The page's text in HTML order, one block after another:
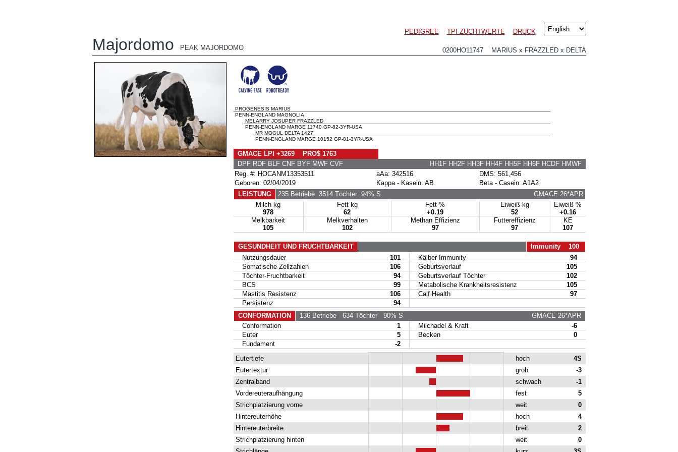
PEDIGREE TPI ZUCHTWERTE DRUCK
Majordomo PEAK MAJORDOMO 0200HO11747 MARIUS x FRAZZLED x DELTA
PROGENESIS MARIUS
PENN-ENGLAND MAGNOLIA
MELARRY JOSUPER FRAZZLED
PENN-ENGLAND MARGE 11740 GP-82-3YR-USA
MR MOGUL DELTA 1427
PENN-ENGLAND MARGE 10152 GP-81-3YR-USA
GMACE LPI +3269 PRO$ 1763
DPF RDF BLF CNF BYF MWF CVF
HH1F HH2F HH3F HH4F HH5F HH6F HCDF HMWF
Reg. #: HOCANM13353511
aAa: 342516
DMS: 561,456
Geboren: 02/04/2019
Kappa - Kasein: AB
Beta - Casein: A1A2
LEISTUNG
235 Betriebe3514 Töchter94% S
GMACE 26*APR
Milch kg
978
Fett kg
62
Fett %
+0.19
Eiweiß kg
52
Eiweiß %
+0.16
Melkbarkeit
105
Melkverhalten
102
Methan Effizienz
97
Futtereffizienz
97
KE
107
GESUNDHEIT UND FRUCHTBARKEIT
Immunity 100
Nutzungsdauer
101 Kälber Immunity
94
Somatische Zellzahlen
106 Geburtsverlauf
105
Töchter-Fruchtbarkeit
94 Geburtsverlauf Töchter
102
BCS
99 Metabolische Krankheitsresistenz
105
Mastitis Resistenz
106 Calf Health
97
Persistenz
94
CONFORMATION
136 Betriebe634 Töchter90% S
GMACE 26*APR
Conformation
1 Milchadel & Kraft
-6
Euter
5 Becken
0
Fundament
-2
Eutertiefe
hoch
4S
Eutertextur
grob
-3
Zentralband
schwach
-1
Vordereuteraufhängung
fest
5
Strichplatzierung vorne
weit
0
Hintereuterhöhe
hoch
4
Hintereuterbreite
breit
2
Strichplatzierung hinten
weit
0